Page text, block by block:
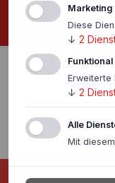
Marketing
Diese
↓ 2
Funktional
Erweiterte
↓ 2
Alle
Mit